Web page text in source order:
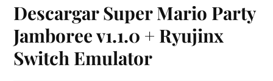
Descargar Super Mario Party
Jamboree v1.1.0 + Ryujinx
Switch Emulator